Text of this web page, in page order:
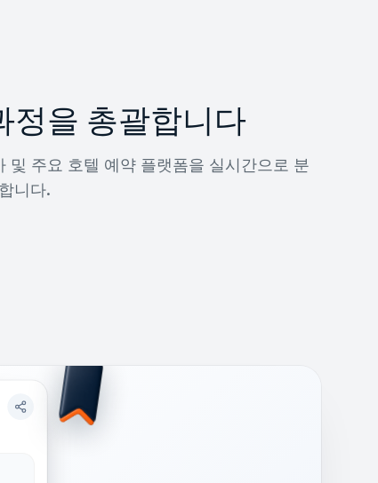
정을 총괄합니다
및 주요 호텔 예약 플랫폼을 실시간으로 분
니다.